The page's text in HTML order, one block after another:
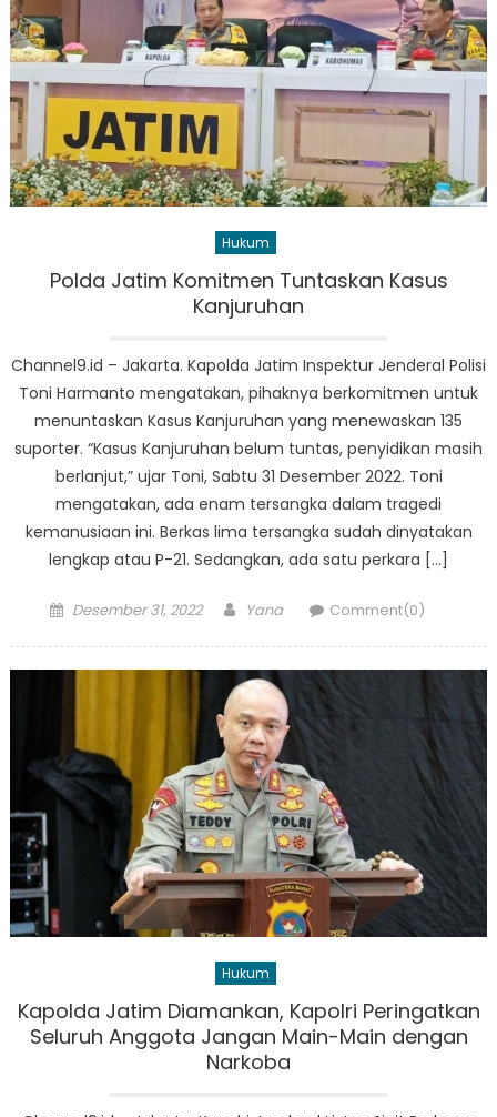
Hukum
Polda Jatim Komitmen Tuntaskan Kasus
Kanjuruhan
Channel9.id – Jakarta. Kapolda Jatim Inspektur Jenderal Polisi
Toni Harmanto mengatakan, pihaknya berkomitmen untuk
menuntaskan Kasus Kanjuruhan yang menewaskan 135
suporter. “Kasus Kanjuruhan belum tuntas, penyidikan masih
berlanjut,” ujar Toni, Sabtu 31 Desember 2022. Toni
mengatakan, ada enam tersangka dalam tragedi
kemanusiaan ini. Berkas lima tersangka sudah dinyatakan
lengkap atau P-21. Sedangkan, ada satu perkara […]
Posted
Desember 31, 2022 Author
Yana Comment(0)
Hukum
Kapolda Jatim Diamankan, Kapolri Peringatkan
Seluruh Anggota Jangan Main-Main dengan
Narkoba